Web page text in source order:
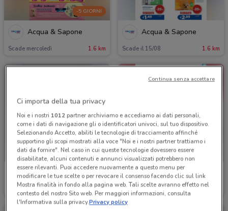
-5 GIORNI
Acqua & Sapone
Scade mercoledì 1.6 km
Acqua & Sapone
Scade il 15/08 1.6 km
Acqua & Sapone
Scade il 02/09 1.6 km
Acqua & Sapone
Scade il 15/08 1.6 km
Ci importa della tua privacy
Noi e i nostri 1012partner archiviamo e accediamo ai dati personali,
come i dati di navigazione gli o identificatori univoci, sul tuo dispositivo.
Selezionando Accetto, abiliti le tecnologie di tracciamento affinché
supportino gli scopi mostrati alla voce "Noi e i nostri partner trattiamo i
dati da fornire". Nel caso in cui queste tecnologie dovessero essere
disabilitate, alcuni contenuti e annunci visualizzati potrebbero non
essere rilevanti. Puoi accedere nuovamente a questo menu per
modificare le tue scelte o per revocare il consenso facendo clic sul link
Mostra finalità in fondo alla pagina web. Tali scelte avranno effetto nel
contesto del nostro Sito web. Per maggiori informazioni, consulta
l'Informativa sulla privacy.Privacy policy
Continua senza accettare